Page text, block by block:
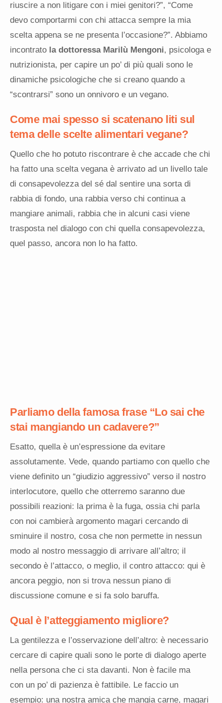
riuscire a non litigare con i miei genitori?”, “Come
devo comportarmi con chi attacca sempre la mia
scelta appena se ne presenta l’occasione?”. Abbiamo
incontrato la dottoressa Marilù Mengoni, psicologa e
nutrizionista, per capire un po’ di più quali sono le
dinamiche psicologiche che si creano quando a
“scontrarsi” sono un onnivoro e un vegano.
Come mai spesso si scatenano liti sul
tema delle scelte alimentari vegane?
Quello che ho potuto riscontrare è che accade che chi
ha fatto una scelta vegana è arrivato ad un livello tale
di consapevolezza del sé dal sentire una sorta di
rabbia di fondo, una rabbia verso chi continua a
mangiare animali, rabbia che in alcuni casi viene
trasposta nel dialogo con chi quella consapevolezza,
quel passo, ancora non lo ha fatto.
Parliamodella famosa frase “Lo sai che
stai mangiando un cadavere?”
Esatto, quella è un’espressione da evitare
assolutamente. Vede, quando partiamo con quello che
viene definito un “giudizio aggressivo” verso il nostro
interlocutore, quello che otterremo saranno due
possibili reazioni: la prima è la fuga, ossia chi parla
con noi cambierà argomento magari cercando di
sminuire il nostro, cosa che non permette in nessun
modo al nostro messaggio di arrivare all’altro; il
secondo è l’attacco, o meglio, il contro attacco: qui è
ancora peggio, non si trova nessun piano di
discussione comune e si fa solo baruffa.
Qual èl’atteggiamentomigliore?
La gentilezza e l’osservazione dell’altro: è necessario
cercare di capire quali sono le porte di dialogo aperte
nella persona che ci sta davanti. Non è facile ma
con un po’ di pazienza è fattibile. Le faccio un
esempio: una nostra amica che mangia carne, magari